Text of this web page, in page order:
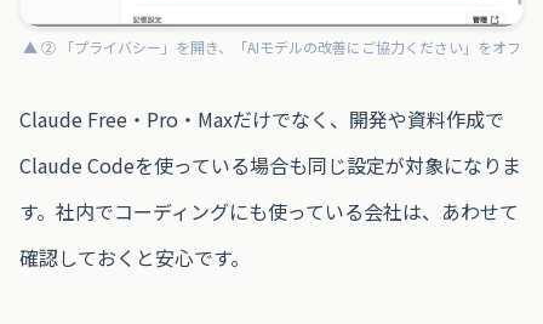
▲ ② 「プライバシー」を開き、「AIモデルの改善にご協力ください」をオフ
Claude Free・Pro・Maxだけでなく、開発や資料作成で
Claude Codeを使っている場合も同じ設定が対象になりま
す。社内でコーディングにも使っている会社は、あわせて
確認しておくと安心です。